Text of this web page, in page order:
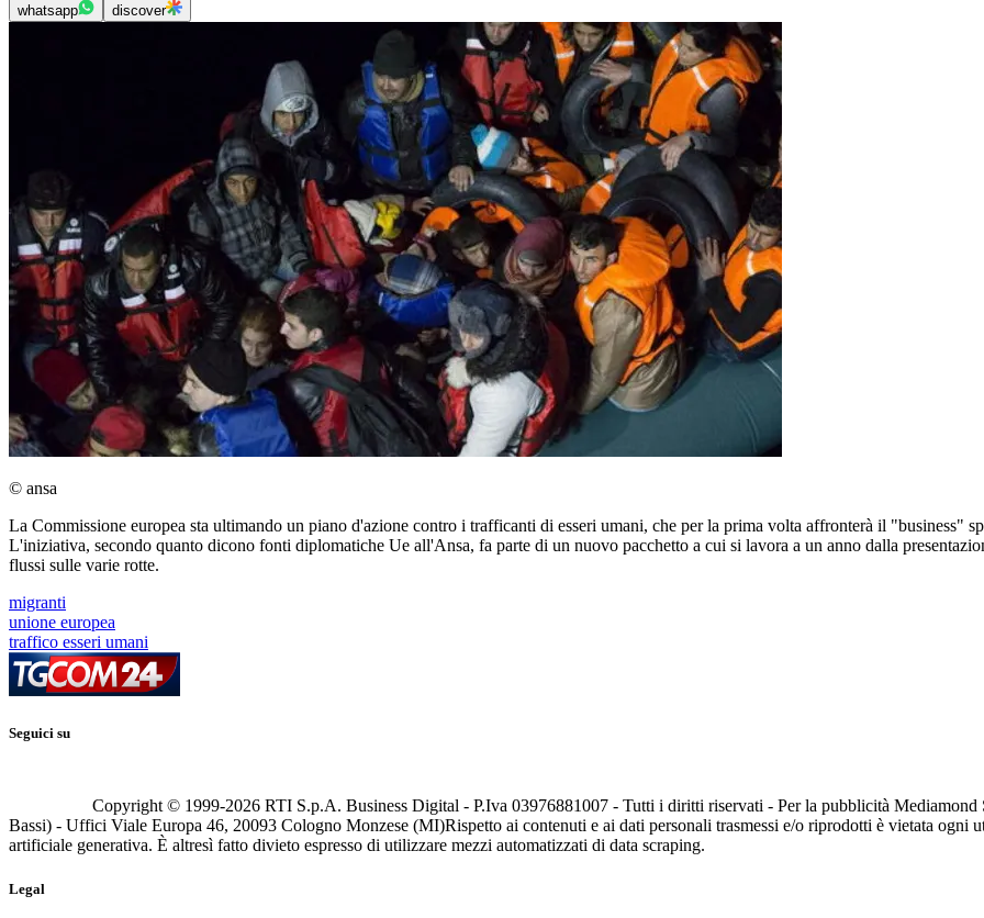
whatsapp discover
© ansa
La Commissione europea sta ultimando un piano d'azione contro i trafficanti di esseri umani, che per la prima volta affronterà il "business"
L'iniziativa, secondo quanto dicono fonti diplomatiche Ue all'Ansa, fa parte di un nuovo pacchetto a cui si lavora a un anno dalla
flussi sulle varie rotte.
migranti
unione europea
traffico esseri umani
Seguici su
Copyright © 1999-2026 RTI S.p.A. Business Digital - P.Iva 03976881007 - Tutti i diritti riservati - Per la pubblicità
Bassi) - Uffici Viale Europa 46, 20093 Cologno Monzese (MI)Rispetto ai contenuti e ai dati personali trasmessi e/o riprodotti è vietata ogni
artificiale generativa. È altresì fatto divieto espresso di utilizzare mezzi automatizzati di data scraping.
Legal